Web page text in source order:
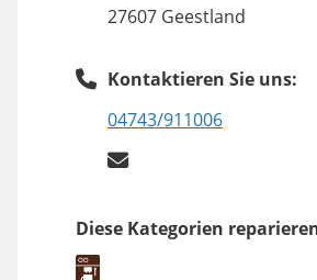
27607 Geestland
Kontaktieren Sie uns:
04743/911006
Diese Kategorien